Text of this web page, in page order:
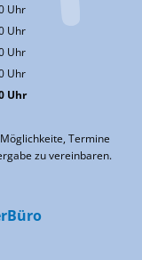
Uhr
09:00 bis 12:00 Uhr
Uhr
09:00 bis 12:00 Uhr
Uhr
09:00 bis 12:00 Uhr
Uhr
09:00 bis 12:00 Uhr
Uhr
Termine
zu vereinbaren.